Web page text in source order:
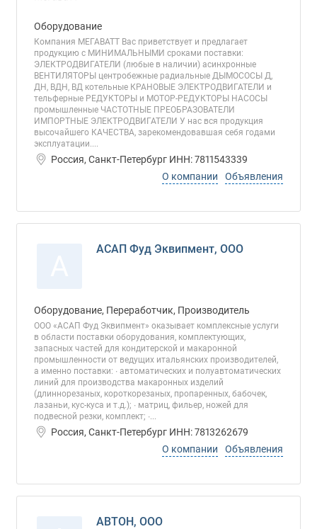
Оборудование
Компания МЕГАВАТТ Вас приветствует и предлагает
продукцию с МИНИМАЛЬНЫМИ сроками поставки:
ЭЛЕКТРОДВИГАТЕЛИ (любые в наличии) асинхронные
ВЕНТИЛЯТОРЫ центробежные радиальные ДЫМОСОСЫ Д,
ДН, ВДН, ВД котельные КРАНОВЫЕ ЭЛЕКТРОДВИГАТЕЛИ и
тельферные РЕДУКТОРЫ и МОТОР-РЕДУКТОРЫ НАСОСЫ
промышленные ЧАСТОТНЫЕ ПРЕОБРАЗОВАТЕЛИ
ИМПОРТНЫЕ ЭЛЕКТРОДВИГАТЕЛИ У нас вся продукция
высочайшего КАЧЕСТВА, зарекомендовавшая себя годами
эксплуатации....
Россия, Санкт-Петербург ИНН: 7811543339
О компании
Объявления
АСАП Фуд Эквипмент, ООО
Оборудование, Переработчик, Производитель
ООО «АСАП Фуд Эквипмент» оказывает комплексные услуги
в области поставки оборудования, комплектующих,
запасных частей для кондитерской и макаронной
промышленности от ведущих итальянских производителей,
а именно поставки: ∙ автоматических и полуавтоматических
линий для производства макаронных изделий
(длиннорезаных, короткорезаных, пропаренных, бабочек,
лазаньи, кус-куса и т.д.); ∙ матриц, фильер, ножей для
подвесной резки, комплект; ∙...
Россия, Санкт-Петербург ИНН: 7813262679
О компании
Объявления
АВТОН, ООО